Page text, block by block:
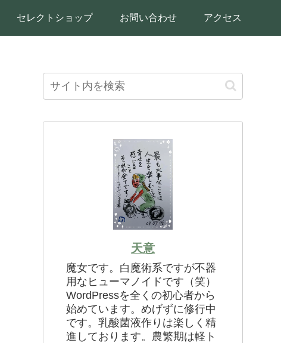
セレクトショップ お問い合わせ アクセス
天意
魔女です。白魔術系ですが不器
用なヒューマノイドです（笑）
WordPressを全くの初心者から
始めています。めげずに修行中
です。乳酸菌液作りは楽しく精
進しております。農繁期は軽ト